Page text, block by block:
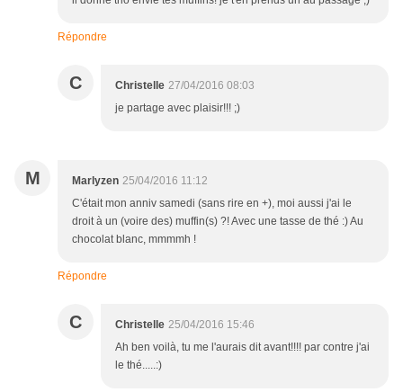
Répondre
C Christelle 27/04/2016 08:03
je partage avec plaisir!!! ;)
M Marlyzen 25/04/2016 11:12
C'était mon anniv samedi (sans rire en +), moi aussi j'ai le
droit à un (voire des) muffin(s) ?! Avec une tasse de thé :) Au
chocolat blanc, mmmmh !
Répondre
C Christelle 25/04/2016 15:46
Ah ben voilà, tu me l'aurais dit avant!!!! par contre j'ai
le thé.....:)